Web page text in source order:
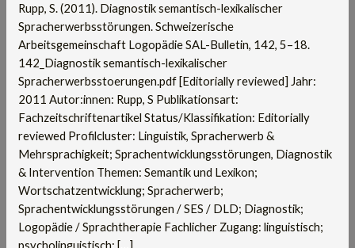
Rupp, S. (2011). Diagnostik semantisch-lexikalischer
Spracherwerbsstörungen. Schweizerische
Arbeitsgemeinschaft Logopädie SAL-Bulletin, 142, 5–18.
142_Diagnostik semantisch-lexikalischer
Spracherwerbsstoerungen.pdf [Editorially reviewed] Jahr:
2011 Autor:innen: Rupp, S Publikationsart:
Fachzeitschriftenartikel Status/Klassifikation: Editorially
reviewed Profilcluster: Linguistik, Spracherwerb &
Mehrsprachigkeit; Sprachentwicklungsstörungen, Diagnostik
& Intervention Themen: Semantik und Lexikon;
Wortschatzentwicklung; Spracherwerb;
Sprachentwicklungsstörungen / SES / DLD; Diagnostik;
Logopädie / Sprachtherapie Fachlicher Zugang: linguistisch;
psycholinguistisch; […]